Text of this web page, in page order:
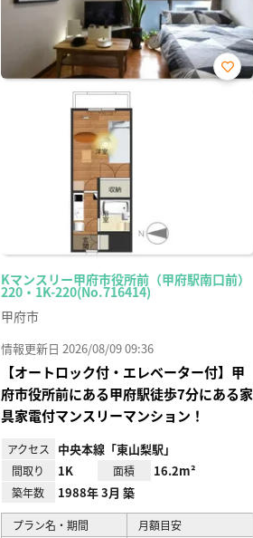
Kマンスリー甲府市役所前（甲府駅南口前）
220・1K-220(No.716414)
お気
甲府市
情報更新日 2026/08/09 09:36
【オートロック付・エレベーター付】甲
府市役所前にある甲府駅徒歩7分にある家
具家電付マンスリーマンション！
アクセス 中央本線「東山梨駅」
間取り 1K 面積 16.2m²
築年数 1988年 3月 築
プラン名・期間 月額目安